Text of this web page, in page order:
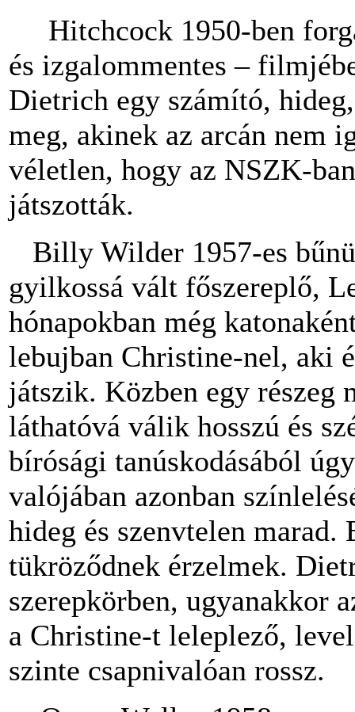
Hitchcock 1950-ben
és izgalommentes –
Dietrich egy számító,
meg, akinek az arcán nem
véletlen, hogy az NSZK-
játszották.
Billy Wilder 1957-es
gyilkossá vált főszereplő,
hónapokban még
lebujban Christine-nel, aki
játszik. Közben egy részeg
láthatóvá válik hosszú és
bírósági tanúskodásából
valójában azonban
hideg és szenvtelen
tükröződnek érzelmek.
szerepkörben, ugyanakkor
a Christine-t leleplező,
szinte csapnivalóan rossz.